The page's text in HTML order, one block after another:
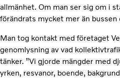
allmänhet. Om man ser sig om i
förändrats mycket mer än bussen
Man tog kontakt med företaget
genomlysning av vad
tänker. ”Vi gjorde mängder med
yrken, resvanor, boende,